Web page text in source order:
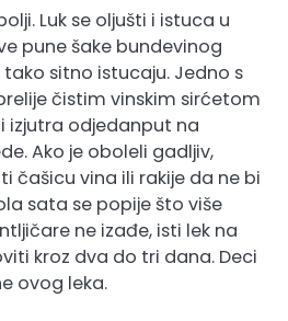
Luk se oljušti i istuca u
pune šake bundevinog
sitno istucaju. Jedno s
čistim vinskim sirćetom
izjutra odjedanput na
Ako je oboleli gadljiv,
čašicu vina ili rakije da ne bi
sata se popije što više
ne izađe, isti lek na
kroz dva do tri dana. Deci
ovog leka.